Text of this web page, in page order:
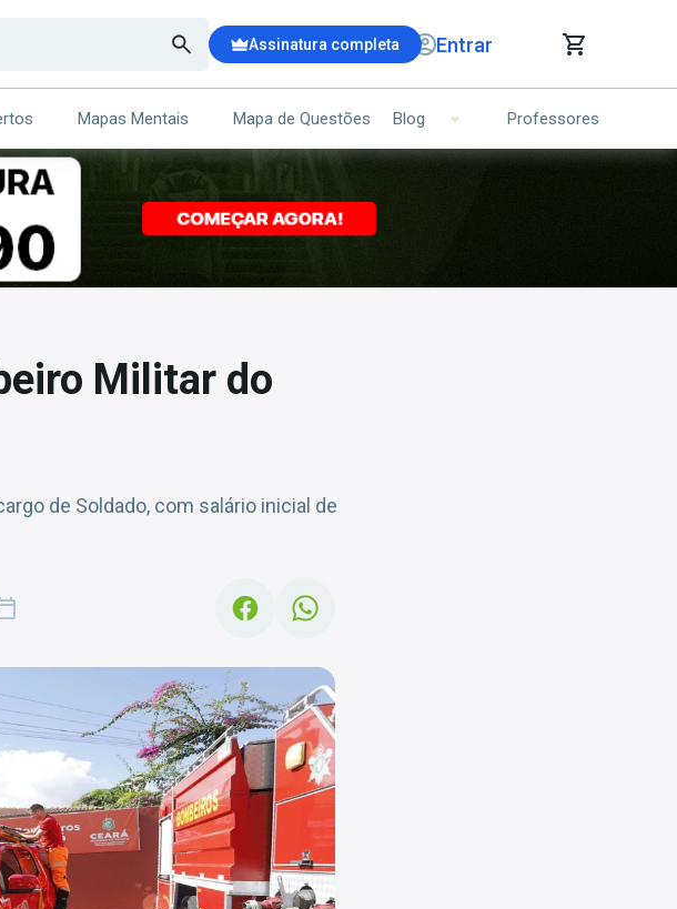
Assinatura completa Entrar
CARRINHO DE COMPRAS
ITENS (00)
Ops!
Seu carrinho ainda está vazio.
Mapas Mentais Mapa de Questões Blog Professores
Militar do
de Soldado, com salário inicial de